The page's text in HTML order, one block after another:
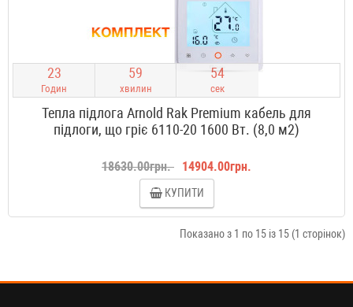
23
Годин
59
хвилин
53
сек
Тепла підлога Arnold Rak Premium кабель для
підлоги, що гріє 6110-20 1600 Вт. (8,0 м2)
18630.00грн. 14904.00грн.
КУПИТИ
Показано з 1 по 15 із 15 (1 сторінок)